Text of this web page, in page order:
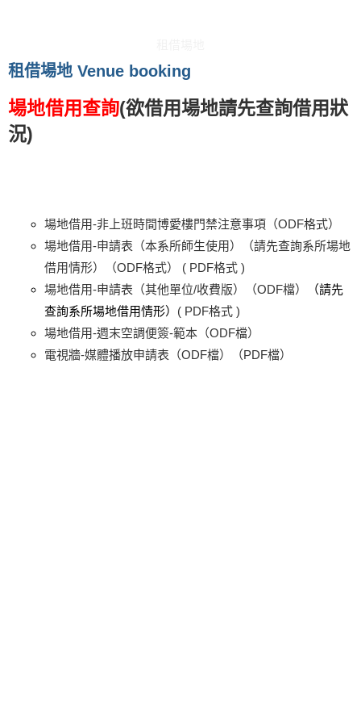
租借場地 Venue booking
場地借用查詢(欲借用場地請先查詢借用狀
況)
場地借用-非上班時間博愛樓門禁注意事項（ODF格式）
場地借用-申請表（本系所師生使用）（請先查詢系所場地
借用情形）（ODF格式）
( PDF格式 )
場地借用-申請表（其他單位/收費版）（ODF檔）
（請先
查詢系所場地借用情形） ( PDF格式 )
場地借用-週末空調便簽-範本（ODF檔）
電視牆-媒體播放申請表（ODF檔）
（PDF檔）